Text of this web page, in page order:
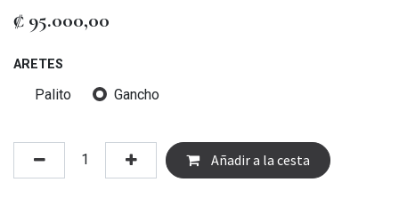
₡ 95.000,00
ARETES
Palito Gancho
Añadir a la cesta